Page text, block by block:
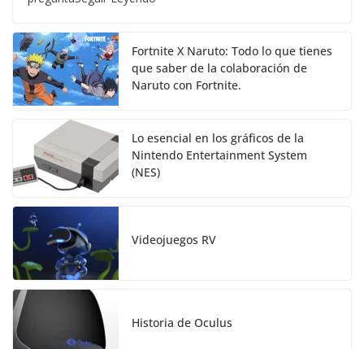
Fortnite X Naruto: Todo lo que tienes
que saber de la colaboración de
Naruto con Fortnite.
Lo esencial en los gráficos de la
Nintendo Entertainment System
(NES)
Videojuegos RV
Historia de Oculus